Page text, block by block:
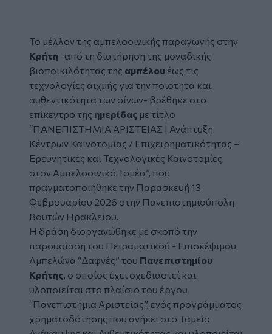
Το μέλλον της αμπελοοινικής παραγωγής στην
Κρήτη -από τη διατήρηση της μοναδικής
βιοποικιλότητας της αμπέλου έως τις
τεχνολογίες αιχμής για την ποιότητα και
αυθεντικότητα των οίνων- βρέθηκε στο
επίκεντρο της ημερίδας με τίτλο
“ΠΑΝΕΠΙΣΤΗΜΙΑ ΑΡΙΣΤΕΙΑΣ | Ανάπτυξη
Κέντρων Καινοτομίας / Επιχειρηματικότητας –
Ερευνητικές και Τεχνολογικές Καινοτομίες
στον Αμπελοοινικό Τομέα”, που
πραγματοποιήθηκε την Παρασκευή 13
Φεβρουαρίου 2026 στην Πανεπιστημιούπολη
Βουτών Ηρακλείου.
Η δράση διοργανώθηκε με σκοπό την
παρουσίαση του Πειραματικού - Επισκέψιμου
Αμπελώνα “Δαφνές” του Πανεπιστημίου
Κρήτης, ο οποίος έχει σχεδιαστεί και
υλοποιείται στο πλαίσιο του έργου
“Πανεπιστήμια Αριστείας”, ενός προγράμματος
χρηματοδότησης που ανήκει στο Ταμείο